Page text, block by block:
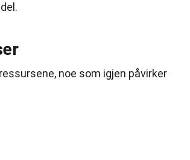
noe som igjen påvirker